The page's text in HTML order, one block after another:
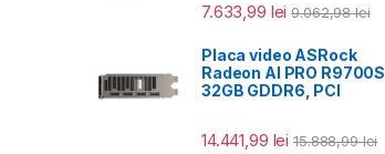
7.633,99 lei 9.062,98lei
Placa video ASRock
Radeon AI PRO R9700S,
32GB GDDR6, PCI
14.441,99 lei 15.888,99lei